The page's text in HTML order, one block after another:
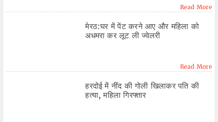
Read More
मेरठ:घर में पेंट करने आए और महिला को
अधमरा कर लूट ली ज्वेलरी
Read More
हरदोई में नींद की गोली खिलाकर पति की
हत्या, महिला गिरफ्तार